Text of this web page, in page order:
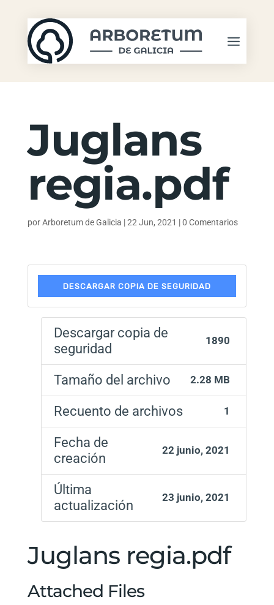
Juglans
regia.pdf
porArboretum de Galicia |22 Jun, 2021 |0 Comentarios
DESCARGAR COPIA DE SEGURIDAD
Descargar copia de
seguridad
1890
Tamaño del archivo 2.28 MB
Recuento de archivos 1
Fecha de
creación
22 junio, 2021
Última
actualización
23 junio, 2021
Juglans regia.pdf
Attached Files